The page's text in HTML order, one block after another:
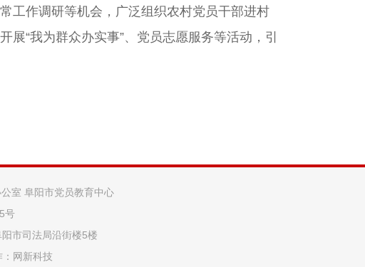
工作调研等机会，广泛组织农村党员干部进村
“我为群众办实事”、党员志愿服务等活动，引
室 阜阳市党员教育中心
号
市司法局沿街楼5楼
网新科技